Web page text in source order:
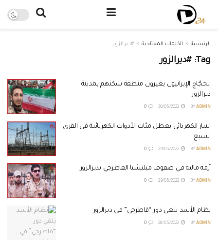
الرئيسية الكلمات المفتاحية #ديرالزور
Tag: #ديرالزور
الحجّاج الإيرانيون يغيرون منطقة سكنهم بمدينة
ديرالزور
BY ADMIN
التيار الكهربائي يعطل مئات الأدوات الكهربائية في القرى
السبع
BY ADMIN
أزمة مالية في صفوف ميليشيا القاطرجي بديرالزور
BY ADMIN
نظام الأسد يلغي دور “قاطرجي” في ديرالزور
BY ADMIN